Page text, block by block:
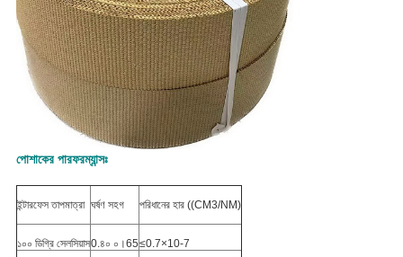
পোশাকের পারফরম্যান্সঃ
ইন্টারফেস তাপমাত্রা ঘর্ষণ সহগ পরিধানের হার ((CM3/NM)
১০০ ডিগ্রি সেলসিয়াস0.৪০ ০।65≤0.7×10-7